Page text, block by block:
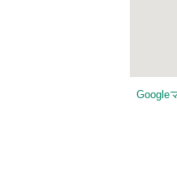
Google